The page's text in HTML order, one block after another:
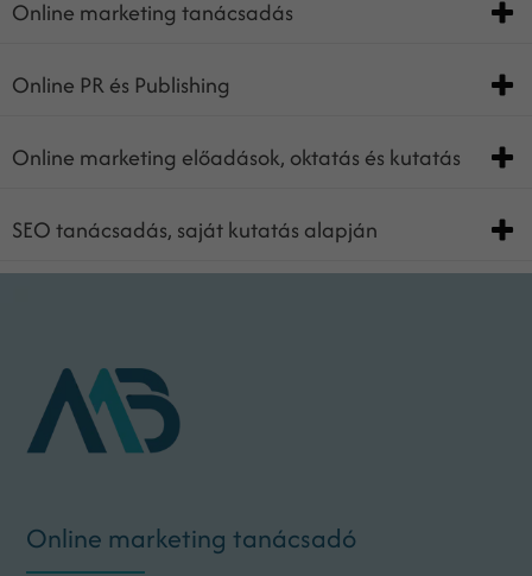
Online marketing tanácsadás
Online PR és Publishing
Online marketing előadások, oktatás és kutatás
SEO tanácsadás, saját kutatás alapján
Online marketing tanácsadó